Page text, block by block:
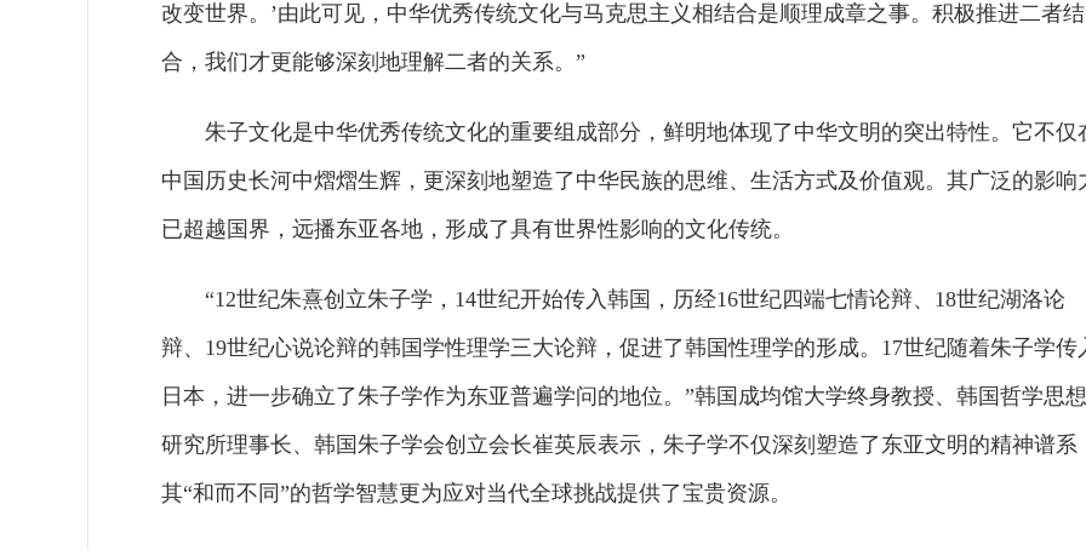
改变世界。’由此可见，中华优秀传统文化与马克思主义相结合是顺理成章之事。积极推进二者结
合，我们才更能够深刻地理解二者的关系。”
朱子文化是中华优秀传统文化的重要组成部分，鲜明地体现了中华文明的突出特性。它不仅
中国历史长河中熠熠生辉，更深刻地塑造了中华民族的思维、生活方式及价值观。其广泛的影响
已超越国界，远播东亚各地，形成了具有世界性影响的文化传统。
“12世纪朱熹创立朱子学，14世纪开始传入韩国，历经16世纪四端七情论辩、18世纪湖洛论
辩、19世纪心说论辩的韩国学性理学三大论辩，促进了韩国性理学的形成。17世纪随着朱子学传
日本，进一步确立了朱子学作为东亚普遍学问的地位。”韩国成均馆大学终身教授、韩国哲学思想
研究所理事长、韩国朱子学会创立会长崔英辰表示，朱子学不仅深刻塑造了东亚文明的精神谱系
其“和而不同”的哲学智慧更为应对当代全球挑战提供了宝贵资源。